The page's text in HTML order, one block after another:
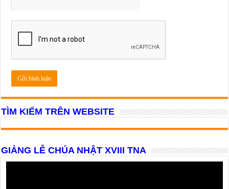
TÌM KIẾM TRÊN WEBSITE
GIẢNG LỄ CHÚA NHẬT XVIII TNA